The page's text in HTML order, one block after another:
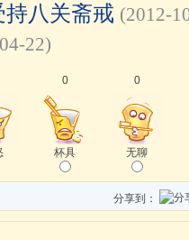
持八关斋戒 (2012-
22)
0
杯具
0
无聊
分享到：